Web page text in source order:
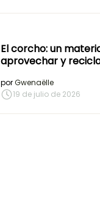
El corcho: un
aprovechar y
porGwenaëlle
19 de julio de 2026